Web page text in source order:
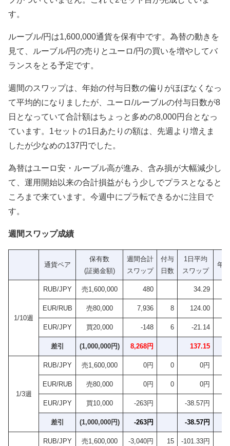
す。
ルーブル/円は1,600,000通貨を保有中です。為替の動きを
見て、ルーブル/円の売りとユーロ/円の買いを増やしてバ
ランスをとる予定です。
週間のスワップは、年始の付与日数の偏りがほぼなくなっ
て平均的になりましたが、ユーロ/ルーブルの付与日数が8
日となっていて合計額はちょっと多めの8,000円台となっ
ています。1セットの1日あたりの額は、先週より増えま
したが少なめの137円でした。
為替はユーロ安・ルーブル高が進み、含み損が大幅減少し
て、運用開始以来の合計損益がもう少しでプラスとなると
ころまで来ています。今週中にプラ転できるかに注目で
す。
週間スワップ成績
通貨ペア
保有数
(証拠金額)
週間合計
スワップ
付与
日数
1日平均
スワップ
年
1/10週
RUB/JPY 売1,600,000 480 34.29
EUR/RUB 売80,000 7,936 8 124.00
EUR/JPY 買20,000 -148 6 -21.14
差引 (1,000,000円) 8,268円 137.15
1/3週
RUB/JPY 売1,600,000 0円 0 0円
EUR/RUB 売80,000 0円 0 0円
EUR/JPY 買10,000 -263円 -38.57円
差引 (1,000,000円) -263円 -38.57円
RUB/JPY 売1,600,000 -3,040円 15 -101.33円